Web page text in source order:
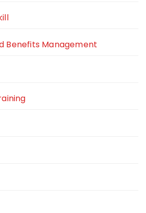
Benefits Management